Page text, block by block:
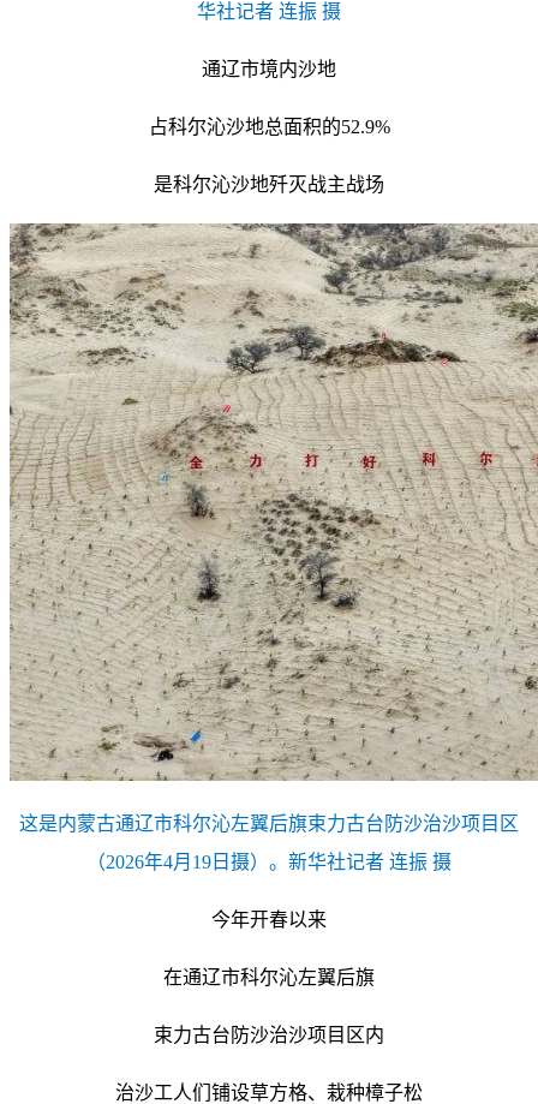
华社记者 连振 摄
通辽市境内沙地
占科尔沁沙地总面积的52.9%
是科尔沁沙地歼灭战主战场
这是内蒙古通辽市科尔沁左翼后旗束力古台防沙治沙项目区
（2026年4月19日摄）。新华社记者 连振 摄
今年开春以来
在通辽市科尔沁左翼后旗
束力古台防沙治沙项目区内
治沙工人们铺设草方格、栽种樟子松